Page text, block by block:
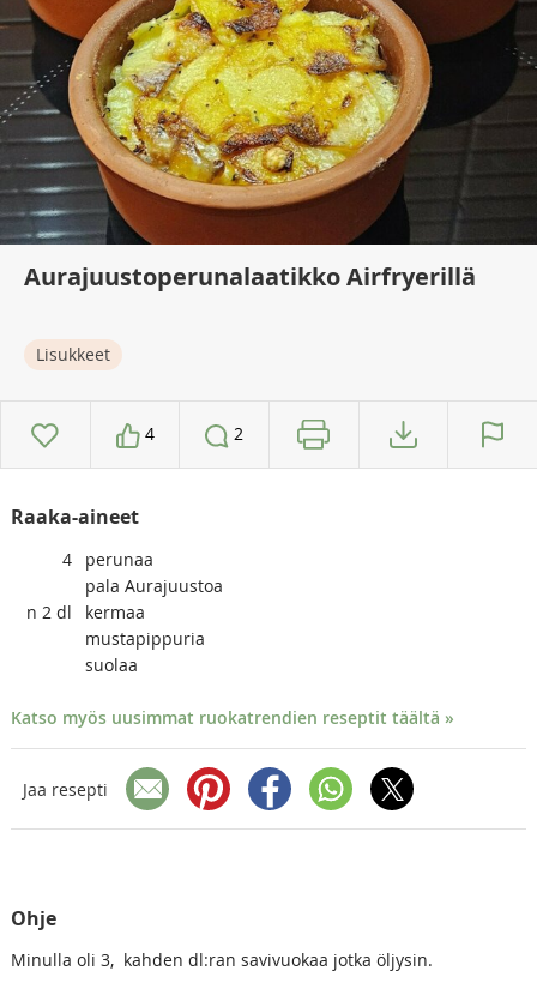
Aurajuustoperunalaatikko Airfryerillä
Lisukkeet
4 2
Raaka-aineet
4
perunaa
pala Aurajuustoa
n 2 dl
kermaa
mustapippuria
suolaa
Katso myös uusimmat ruokatrendien reseptit täältä »
Jaa resepti
Ohje
Minulla oli 3, kahden dl:ran savivuokaa jotka öljysin.